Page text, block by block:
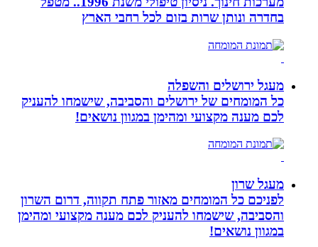
בחדרה ונותן שרות בזום לכל רחבי הארץ
מעגל ירושלים והשפלה
כל המומחים של ירושלים והסביבה, שישמחו להעניק
לכם מענה מקצועי ומהימן במגוון נושאים!
מעגל שרון
לפניכם כל המומחים מאזור פתח תקווה, דרום השרון
והסביבה, שישמחו להעניק לכם מענה מקצועי ומהימן
במגוון נושאים!